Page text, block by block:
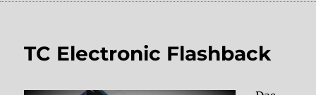
TC Electronic Flashback